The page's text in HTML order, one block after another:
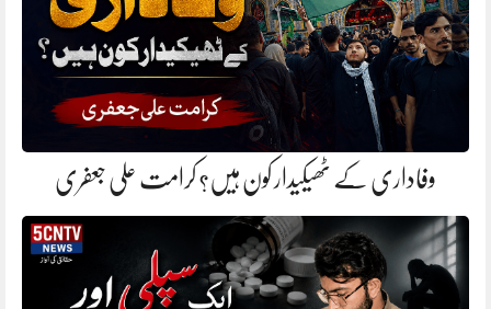
وفاداری کے ٹھیکیدار کون ہیں؟ کرامت علی جعفری